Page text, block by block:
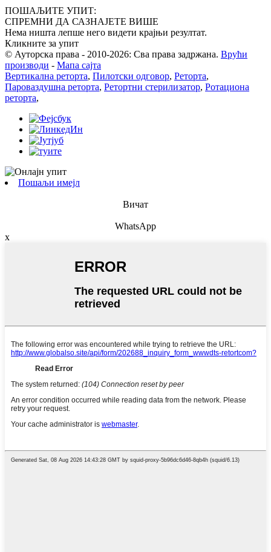
ПОШАЉИТЕ УПИТ:
СПРЕМНИ ДА САЗНАЈЕТЕ ВИШЕ
Нема ништа лепше него видети крајњи резултат.
Кликните за упит
© Ауторска права - 2010-2026: Сва права задржана. Врући
производи - Мапа сајта
Вертикална реторта, Пилотски одговор, Реторта,
Пароваздушна реторта, Ретортни стерилизатор, Ротациона
реторта,
Пошаљи имејл
Вичат
WhatsApp
x